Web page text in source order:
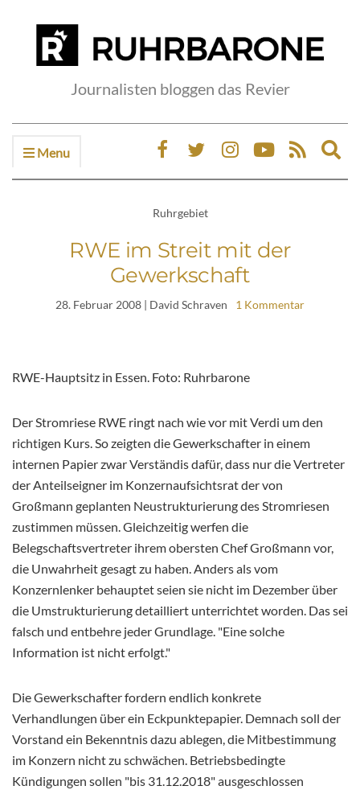
Journalisten bloggen das Revier
Menu
Ruhrgebiet
RWE im Streit mit der
Gewerkschaft
28. Februar 2008 | David Schraven 1 Kommentar
RWE-Hauptsitz in Essen. Foto: Ruhrbarone
Der Stromriese RWE ringt nach wie vor mit Verdi um den
richtigen Kurs. So zeigten die Gewerkschafter in einem
internen Papier zwar Verständis dafür, dass nur die Vertreter
der Anteilseigner im Konzernaufsichtsrat der von
Großmann geplanten Neustrukturierung des Stromriesen
zustimmen müssen. Gleichzeitig werfen die
Belegschaftsvertreter ihrem obersten Chef Großmann vor,
die Unwahrheit gesagt zu haben. Anders als vom
Konzernlenker behauptet seien sie nicht im Dezember über
die Umstrukturierung detailliert unterrichtet worden. Das sei
falsch und entbehre jeder Grundlage. "Eine solche
Information ist nicht erfolgt."
Die Gewerkschafter fordern endlich konkrete
Verhandlungen über ein Eckpunktepapier. Demnach soll der
Vorstand ein Bekenntnis dazu ablegen, die Mitbestimmung
im Konzern nicht zu schwächen. Betriebsbedingte
Kündigungen sollen "bis 31.12.2018" ausgeschlossen